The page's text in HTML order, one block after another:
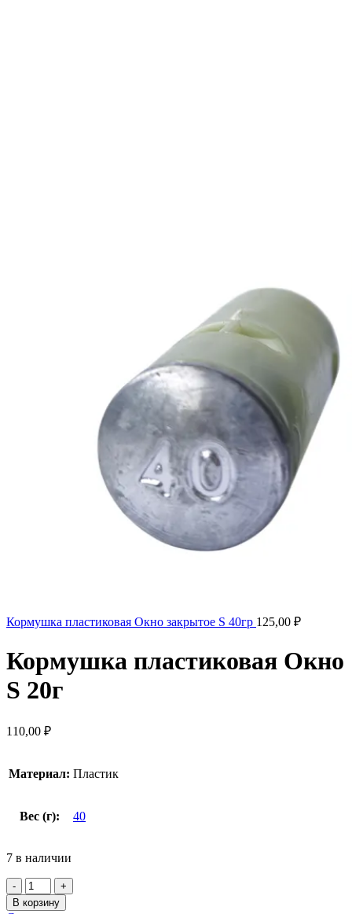
Кормушка пластиковая Окно закрытое S 40гр 125,00 ₽
Кормушка пластиковая Окно
S 20г
110,00 ₽
Материал: Пластик
Вес (г): 40
7 в наличии
В корзину